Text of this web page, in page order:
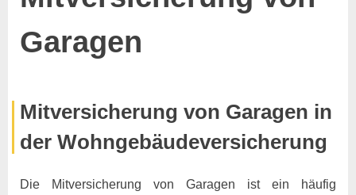
Garagen
Posted
on
8.
November
2024
By
Marco
Keine
Kommentarezu
Mitversicherung
Garagen
Mitversicherung von Garagen in
der Wohngebäudeversicherung
Die Mitversicherung von Garagen ist ein häufig